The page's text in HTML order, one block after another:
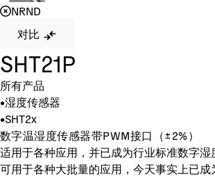
NRND
对比
SHT21P
所有产品
•湿度传感器
•SHT2x
数字温湿度传感器带PWM接口（±2%）
适用于各种应用，并已成为行业标准数字湿
可用于各种大批量的应用，今天事实上已成